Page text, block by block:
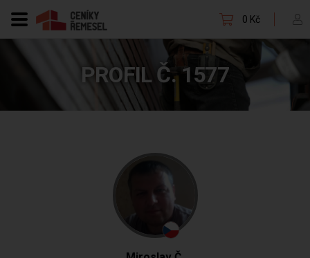
0 Kč
PROFIL Č. 1577